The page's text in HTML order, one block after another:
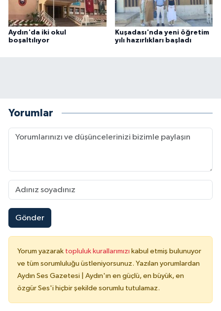
Aydın'da iki okul
boşaltılıyor
Kuşadası'nda yeni öğretim
yılı hazırlıkları başladı
Yorumlar
Gönder
Yorum yazarak topluluk kurallarımızı kabul etmiş bulunuyor
ve tüm sorumluluğu üstleniyorsunuz. Yazılan yorumlardan
Aydın Ses Gazetesi | Aydın'ın en güçlü, en büyük, en
özgür Ses'i hiçbir şekilde sorumlu tutulamaz.